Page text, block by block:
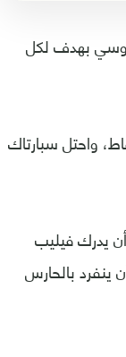
بهدف لكل
الثانية له ليحتل المركز الثاني خلف أشبيلية المتصدر برصيد 4 نقاط، واحتل سبارتاك
قبل أن يدرك فيليب
قبل أن ينفرد بالحارس